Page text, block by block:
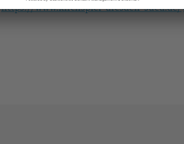
https://www.kirchspiel-dresden-sued.de/